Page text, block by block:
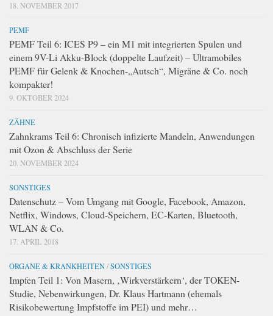
18. NOVEMBER 2017
PEMF
PEMF Teil 6: ICES P9 – ein M1 mit integrierten Spulen und
einem 9V-Li Akku-Block (doppelte Laufzeit) – Ultramobiles
PEMF für Gelenk & Knochen-„Autsch“, Migräne & Co. noch
kompakter!
9. OKTOBER 2024
ZÄHNE
Zahnkrams Teil 6: Chronisch infizierte Mandeln, Anwendungen
mit Ozon & Abschluss der Serie
20. NOVEMBER 2024
SONSTIGES
Datenschutz – Vom Umgang mit Google, Facebook, Amazon,
Netflix, Windows, Cloud-Speichern, EC-Karten, Bluetooth,
WLAN & Co.
17. APRIL 2018
ORGANE & KRANKHEITEN/SONSTIGES
Impfen Teil 1: Von Masern, ‚Wirkverstärkern‘, der TOKEN-
Studie, Nebenwirkungen, Dr. Klaus Hartmann (ehemals
Risikobewertung Impfstoffe im PEI) und mehr…